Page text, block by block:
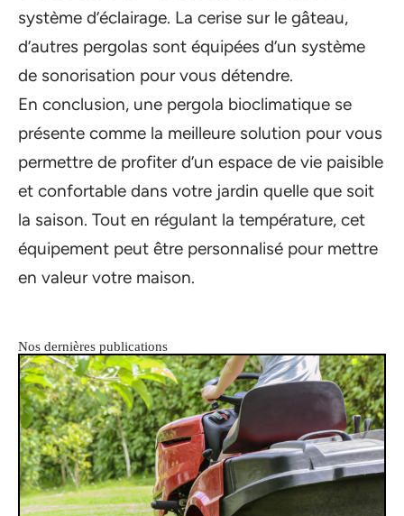
système d’éclairage. La cerise sur le gâteau,
d’autres pergolas sont équipées d’un système
de sonorisation pour vous détendre.
En conclusion, une pergola bioclimatique se
présente comme la meilleure solution pour vous
permettre de profiter d’un espace de vie paisible
et confortable dans votre jardin quelle que soit
la saison. Tout en régulant la température, cet
équipement peut être personnalisé pour mettre
en valeur votre maison.
Nos dernières publications